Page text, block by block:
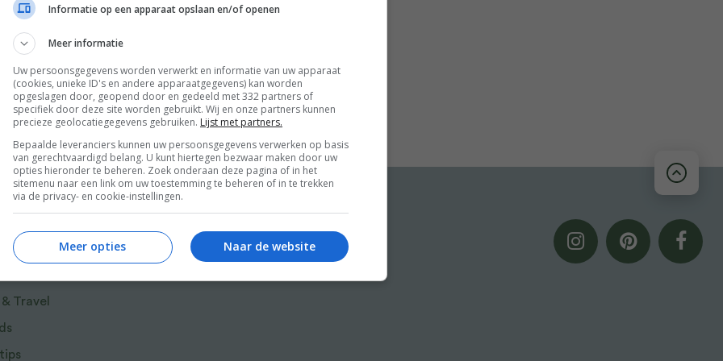
tafel staan zoals een zelfgemaakt broodje
een pasta-ovenschotel met Boursin, taco
zoals een kip-pesto wraptaart.
en de succesnummers van hun culinaire
meer dan 400.000 unieke bezoekers
zijn de oprichters van de populaire
zij zich fulltime op het schrijven over
simpele manier een lekkere maaltijd kunt
van Food and Friends
Travel
Informatie op een apparaat opslaan en/of openen
Meer informatie
Uw persoonsgegevens worden verwerkt en informatie van uw apparaat
(cookies, unieke ID's en andere apparaatgegevens) kan worden
opgeslagen door, geopend door en gedeeld met 332 partners of
specifiek door deze site worden gebruikt. Wij en onze partners kunnen
precieze geolocatiegegevens gebruiken. Lijst met partners.
Bepaalde leveranciers kunnen uw persoonsgegevens verwerken op basis
van gerechtvaardigd belang. U kunt hiertegen bezwaar maken door uw
opties hieronder te beheren. Zoek onderaan deze pagina of in het
sitemenu naar een link om uw toestemming te beheren of in te trekken
via de privacy- en cookie-instellingen.
Naar de website
Meer opties